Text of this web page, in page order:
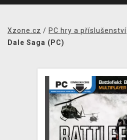
MERCHANDISE
Xzone.cz / PC hry a příslušenství
Dale Saga (PC)